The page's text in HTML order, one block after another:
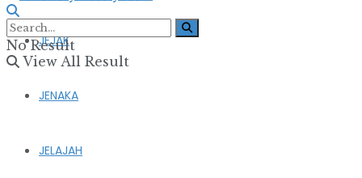
JEJAK
JENAKA
JELAJAH
No Result
View All Result